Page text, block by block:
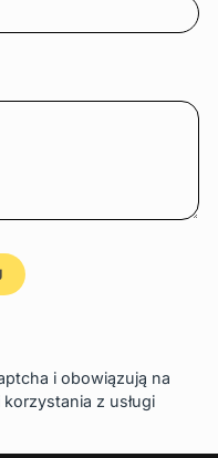
i obowiązują na
korzystania z usługi